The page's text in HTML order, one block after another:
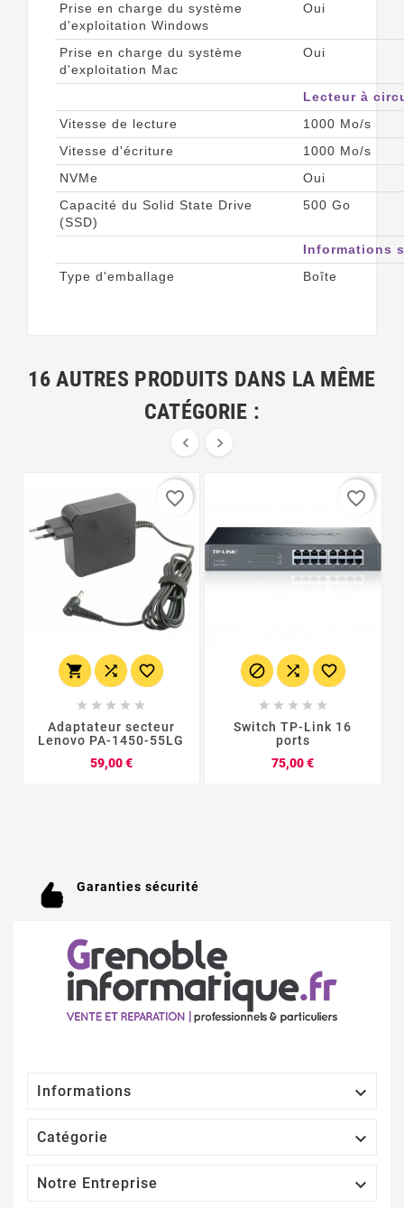
Prise en charge du système
d'exploitation Windows
Oui
Prise en charge du système
d'exploitation Mac
Oui
Lecteur à
Vitesse de lecture
1000 Mo/s
Vitesse d'écriture
1000 Mo/s
NVMe
Oui
Capacité du Solid State Drive
(SSD)
500 Go
Informations
Type d'emballage
Boîte
16 AUTRES PRODUITS DANS LA MÊME
CATÉGORIE :
 
  
    
Adaptateur secteur
Lenovo PA-1450-55LG
59,00 €Prix
favorite_border
  
    
Switch TP-Link 16
ports
75,00 €Prix
favorite_border
Garanties sécurité
Informations 
Catégorie 
Notre Entreprise 